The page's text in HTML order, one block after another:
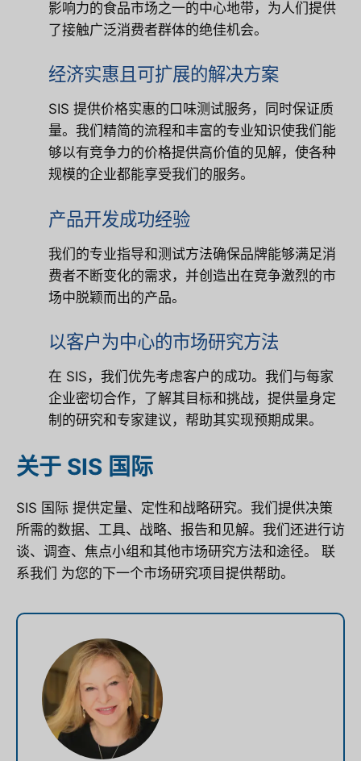
影响力的食品市场之一的中心地带，为人们提供
了接触广泛消费者群体的绝佳机会。
经济实惠且可扩展的解决方案
SIS 提供价格实惠的口味测试服务，同时保证质
量。我们精简的流程和丰富的专业知识使我们能
够以有竞争力的价格提供高价值的见解，使各种
规模的企业都能享受我们的服务。
产品开发成功经验
我们的专业指导和测试方法确保品牌能够满足消
费者不断变化的需求，并创造出在竞争激烈的市
场中脱颖而出的产品。
以客户为中心的市场研究方法
在 SIS，我们优先考虑客户的成功。我们与每家
企业密切合作，了解其目标和挑战，提供量身定
制的研究和专家建议，帮助其实现预期成果。
关于 SIS 国际
SIS 国际 提供定量、定性和战略研究。我们提供决策
所需的数据、工具、战略、报告和见解。我们还进行访
谈、调查、焦点小组和其他市场研究方法和途径。
联
系我们 为您的下一个市场研究项目提供帮助。